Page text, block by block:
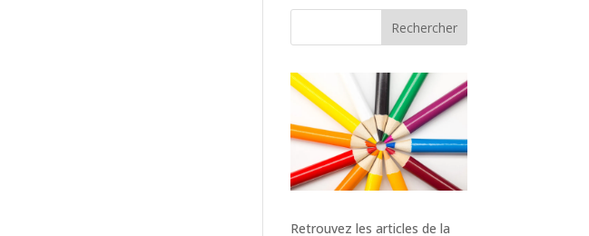
Rechercher
Retrouvez les articles de la